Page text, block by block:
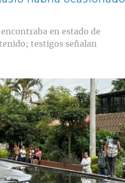
en estado de
testigos señalan